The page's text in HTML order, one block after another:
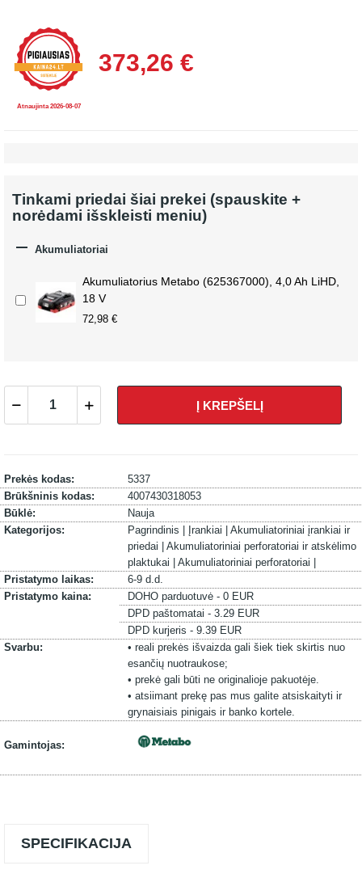
373,26 €
Atnaujinta 2026-08-07
Tinkami priedai šiai prekei (spauskite +
norėdami išskleisti meniu)
 Akumuliatoriai
Akumuliatorius Metabo (625367000), 4,0 Ah LiHD,
18 V
72,98 €
Į KREPŠELĮ
Prekės kodas:
5337
Brūkšninis kodas:
4007430318053
Būklė:
Nauja
Kategorijos:
Pagrindinis | Įrankiai | Akumuliatoriniai įrankiai ir
priedai | Akumuliatoriniai perforatoriai ir atskėlimo
plaktukai | Akumuliatoriniai perforatoriai |
Pristatymo laikas:
6-9 d.d.
Pristatymo kaina:
DOHO parduotuvė - 0 EUR
DPD paštomatai - 3.29 EUR
DPD kurjeris - 9.39 EUR
Svarbu:
• reali prekės išvaizda gali šiek tiek skirtis nuo
esančių nuotraukose;
• prekė gali būti ne originalioje pakuotėje.
• atsiimant prekę pas mus galite atsiskaityti ir
grynaisiais pinigais ir banko kortele.
Gamintojas:
SPECIFIKACIJA